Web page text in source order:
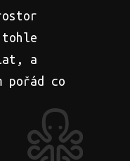
tohle
a
pořád co